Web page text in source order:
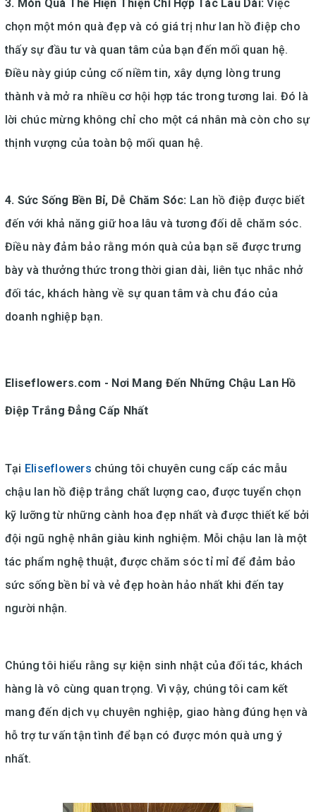
3. Món Quà Thể Hiện Thiện Chí Hợp Tác Lâu Dài: Việc
chọn một món quà đẹp và có giá trị như lan hồ điệp cho
thấy sự đầu tư và quan tâm của bạn đến mối quan hệ.
Điều này giúp củng cố niềm tin, xây dựng lòng trung
thành và mở ra nhiều cơ hội hợp tác trong tương lai. Đó là
lời chúc mừng không chỉ cho một cá nhân mà còn cho sự
thịnh vượng của toàn bộ mối quan hệ.
4. Sức Sống Bền Bỉ, Dễ Chăm Sóc: Lan hồ điệp được biết
đến với khả năng giữ hoa lâu và tương đối dễ chăm sóc.
Điều này đảm bảo rằng món quà của bạn sẽ được trưng
bày và thưởng thức trong thời gian dài, liên tục nhắc nhở
đối tác, khách hàng về sự quan tâm và chu đáo của
doanh nghiệp bạn.
Eliseflowers.com - Nơi Mang Đến Những Chậu Lan Hồ
Điệp Trắng Đẳng Cấp Nhất
Tại Eliseflowers chúng tôi chuyên cung cấp các mẫu
chậu lan hồ điệp trắng chất lượng cao, được tuyển chọn
kỹ lưỡng từ những cành hoa đẹp nhất và được thiết kế bởi
đội ngũ nghệ nhân giàu kinh nghiệm. Mỗi chậu lan là một
tác phẩm nghệ thuật, được chăm sóc tỉ mỉ để đảm bảo
sức sống bền bỉ và vẻ đẹp hoàn hảo nhất khi đến tay
người nhận.
Chúng tôi hiểu rằng sự kiện sinh nhật của đối tác, khách
hàng là vô cùng quan trọng. Vì vậy, chúng tôi cam kết
mang đến dịch vụ chuyên nghiệp, giao hàng đúng hẹn và
hỗ trợ tư vấn tận tình để bạn có được món quà ưng ý
nhất.